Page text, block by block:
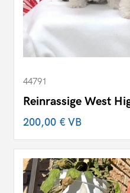
44791
Reinrassige West
200,00 €VB